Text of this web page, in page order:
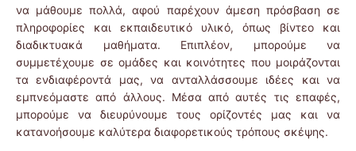
να μάθουμε πολλά, αφού παρέχουν άμεση πρόσβαση σε
πληροφορίες και εκπαιδευτικό υλικό, όπως βίντεο και
διαδικτυακά μαθήματα. Επιπλέον, μπορούμε να
συμμετέχουμε σε ομάδες και κοινότητες που μοιράζονται
τα ενδιαφέροντά μας, να ανταλλάσσουμε ιδέες και να
εμπνεόμαστε από άλλους. Μέσα από αυτές τις επαφές,
μπορούμε να διευρύνουμε τους ορίζοντές μας και να
κατανοήσουμε καλύτερα διαφορετικούς τρόπους σκέψης.